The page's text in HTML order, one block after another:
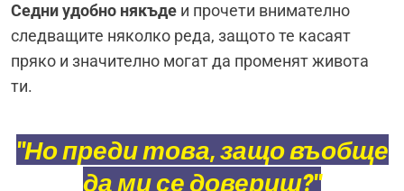
Седни удобно някъде и прочети внимателно
следващите няколко реда, защото те касаят
пряко и значително могат да променят живота
ти.
"Но преди това, защо въобще
да ми се довериш?"